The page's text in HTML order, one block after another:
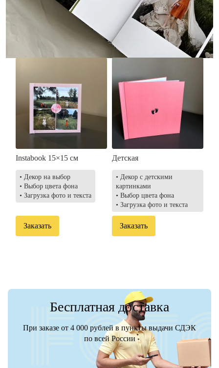
• Загрузка фото и текста
• Выбор цвета фона
• Загрузка фото и текста
Instabook 15×15 см
• Декор на выбор
• Выбор цвета фона
• Загрузка фото и текста
Заказать
Детская
• Декор с детскими
картинками
• Выбор цвета фона
• Загрузка фото и текста
Заказать
Бесплатная доставка
При заказе от 4 000 рублей в пункты выдачи СДЭК
по всей России